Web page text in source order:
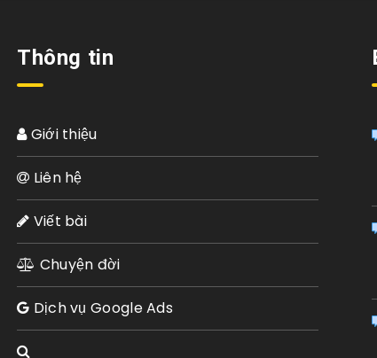
Thông tin
Giới thiệu
Liên hệ
Viết bài
Chuyện đời
Dịch vụ Google Ads